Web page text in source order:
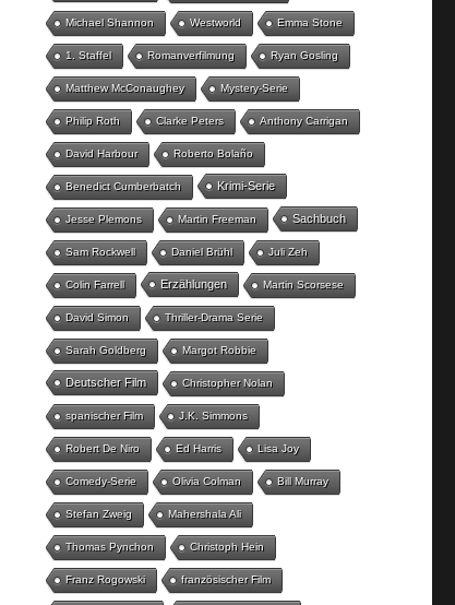
Michael Shannon Westworld Emma Stone
1. Staffel Romanverfilmung Ryan Gosling
Matthew McConaughey Mystery-Serie
Philip Roth Clarke Peters Anthony Carrigan
David Harbour Roberto Bolaño
Benedict Cumberbatch Krimi-Serie
Jesse Plemons Martin Freeman Sachbuch
Sam Rockwell Daniel Brühl Juli Zeh
Colin Farrell Erzählungen Martin Scorsese
David Simon Thriller-Drama Serie
Sarah Goldberg Margot Robbie
Deutscher Film Christopher Nolan
spanischer Film J.K. Simmons
Robert De Niro Ed Harris Lisa Joy
Comedy-Serie Olivia Colman Bill Murray
Stefan Zweig Mahershala Ali
Thomas Pynchon Christoph Hein
Franz Rogowski französischer Film